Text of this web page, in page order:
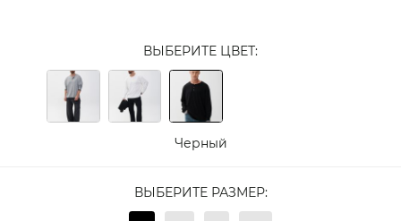
ВЫБЕРИТЕ ЦВЕТ:
Черный
ВЫБЕРИТЕ РАЗМЕР:
Аксессуары